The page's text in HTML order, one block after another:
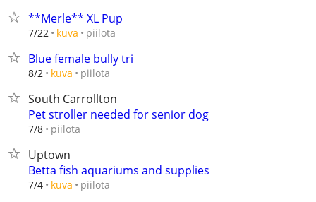
**Merle** XL Pup
7/22 kuva piilota
Blue female bully tri
8/2 kuva piilota
South Carrollton
Pet stroller needed for senior dog
7/8 piilota
Uptown
Betta fish aquariums and supplies
7/4 kuva piilota